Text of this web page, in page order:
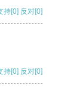
持[0] 反对[0]
持[0] 反对[0]